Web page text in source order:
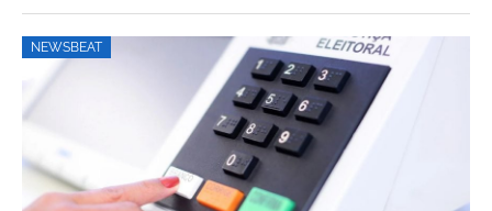
NEWSBEAT